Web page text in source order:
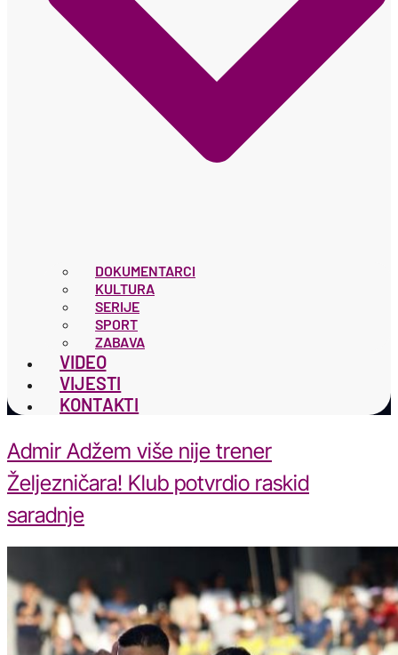
DOKUMENTARCI
KULTURA
SERIJE
SPORT
ZABAVA
VIDEO
VIJESTI
KONTAKTI
Admir Adžem više nije trener
Željezničara! Klub potvrdio raskid
saradnje